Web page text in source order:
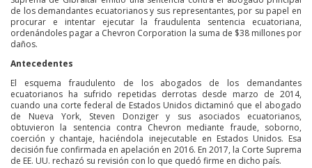
de los demandantes ecuatorianos y sus representantes, por su papel en
procurar e intentar ejecutar la fraudulenta sentencia ecuatoriana,
ordenándoles pagar a Chevron Corporation la suma de $38 millones por
daños.
Antecedentes
El esquema fraudulento de los abogados de los demandantes
ecuatorianos ha sufrido repetidas derrotas desde marzo de 2014,
cuando una corte federal de Estados Unidos dictaminó que el abogado
de Nueva York, Steven Donziger y sus asociados ecuatorianos,
obtuvieron la sentencia contra Chevron mediante fraude, soborno,
coerción y chantaje, haciéndola inejecutable en Estados Unidos. Esa
decisión fue confirmada en apelación en 2016. En 2017, la Corte Suprema
de EE. UU. rechazó su revisión con lo que quedó firme en dicho país.